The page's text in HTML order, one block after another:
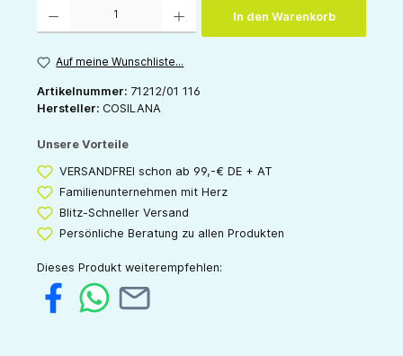
In den Warenkorb
Auf meine Wunschliste...
Artikelnummer: 71212/01 116
Hersteller: COSILANA
Unsere Vorteile
VERSANDFREI schon ab 99,-€ DE + AT
Familienunternehmen mit Herz
Blitz-Schneller Versand
Persönliche Beratung zu allen Produkten
Dieses Produkt weiterempfehlen: